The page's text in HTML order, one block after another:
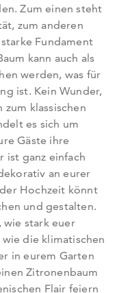
Zum einen steht
zum anderen
Fundament
kann auch als
werden, was für
ist. Kein Wunder,
zum klassischen
es sich um
Gäste ihre
ist ganz einfach
an eurer
Hochzeit könnt
und gestalten.
wie stark euer
die klimatischen
in eurem Garten
Zitronenbaum
Flair feiern